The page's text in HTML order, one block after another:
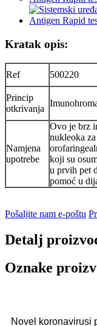
Kratak opis:
Ref 500220
Princip
otkrivanja
Namjena
upotrebe
Ovo je brz
nukleoka
koji su
u prvih pet
pomoć u
Pošaljite nam e-poštu
Detalj
Oznake
Novel koronavirusi